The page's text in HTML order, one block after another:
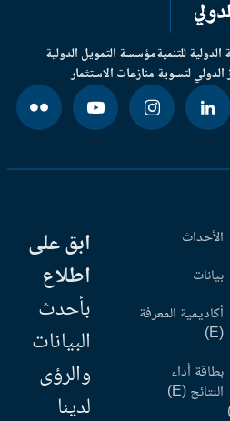
للتنميةمؤسسة التمويل الدولية
لتسوية منازعات الاستثمار
الأحداث
بيانات
أكاديمية المعرفة
بطاقة أداء
النتائج (E)
ابق على
اطلاع
بأحدث
البيانات
والرؤى
لدينا